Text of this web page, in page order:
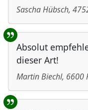
Sascha Hübsch,
Absolut
dieser Art!
Martin Biechl, 6600